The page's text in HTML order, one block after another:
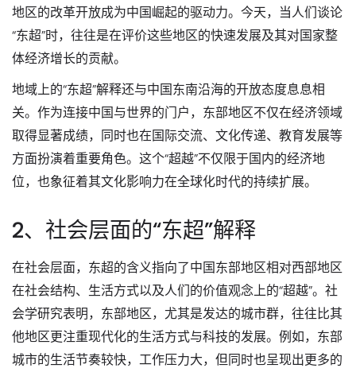
地区的改革开放成为中国崛起的驱动力。今天，当人们谈论
“东超”时，往往是在评价这些地区的快速发展及其对国家整
体经济增长的贡献。
地域上的“东超”解释还与中国东南沿海的开放态度息息相
关。作为连接中国与世界的门户，东部地区不仅在经济领域
取得显著成绩，同时也在国际交流、文化传递、教育发展等
方面扮演着重要角色。这个“超越”不仅限于国内的经济地
位，也象征着其文化影响力在全球化时代的持续扩展。
2、社会层面的“东超”解释
在社会层面，东超的含义指向了中国东部地区相对西部地区
在社会结构、生活方式以及人们的价值观念上的“超越”。社
会学研究表明，东部地区，尤其是发达的城市群，往往比其
他地区更注重现代化的生活方式与科技的发展。例如，东部
城市的生活节奏较快，工作压力大，但同时也呈现出更多的